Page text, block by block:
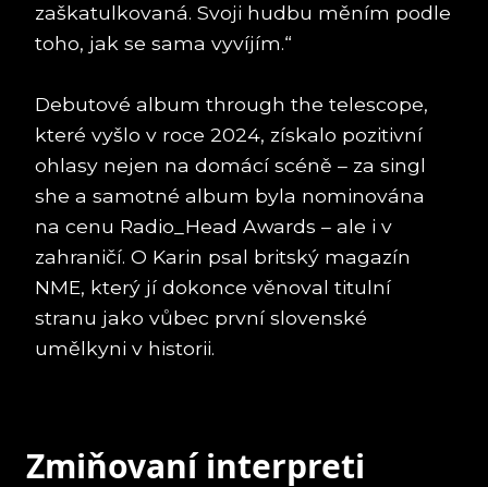
zaškatulkovaná. Svoji hudbu měním podle
toho, jak se sama vyvíjím.“
Debutové album through the telescope,
které vyšlo v roce 2024, získalo pozitivní
ohlasy nejen na domácí scéně – za singl
she a samotné album byla nominována
na cenu Radio_Head Awards – ale i v
zahraničí. O Karin psal britský magazín
NME, který jí dokonce věnoval titulní
stranu jako vůbec první slovenské
umělkyni v historii.
Zmiňovaní interpreti